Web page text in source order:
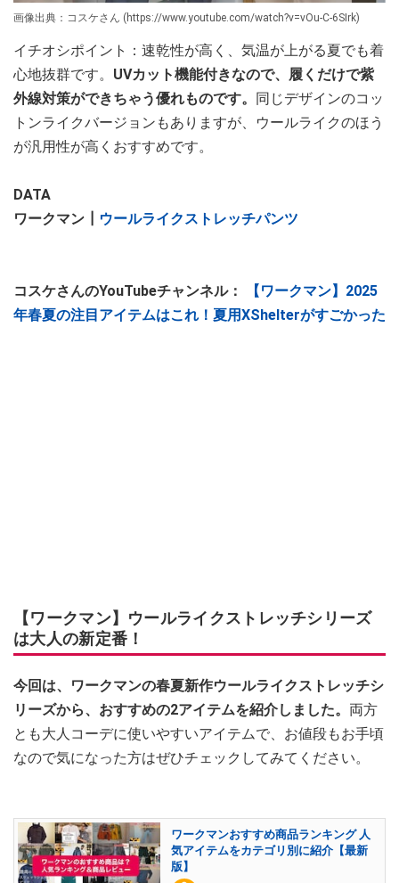
画像出典：コスケさん (https://www.youtube.com/watch?v=vOu-C-6SIrk)
イチオシポイント：速乾性が高く、気温が上がる夏でも着
心地抜群です。 UVカット機能付きなので、履くだけで紫
外線対策ができちゃう優れものです。
同じデザインのコッ
トンライクバージョンもありますが、ウールライクのほう
が汎用性が高くおすすめです。
DATA
ワークマン┃
ウールライクストレッチパンツ
コスケさんのYouTubeチャンネル：
【ワークマン】2025
年春夏の注目アイテムはこれ！夏用XShelterがすごかった
【ワークマン】ウールライクストレッチシリーズ
は大人の新定番！
今回は、ワークマンの春夏新作ウールライクストレッチシ
リーズから、おすすめの2アイテムを紹介しました。 両方
とも大人コーデに使いやすいアイテムで、お値段もお手頃
なので気になった方はぜひチェックしてみてください。
ワークマンおすすめ商品ランキング 人
気アイテムをカテゴリ別に紹介【最新
版】